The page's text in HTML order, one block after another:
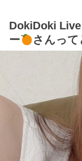
DokiDoki Live
ー
さんって